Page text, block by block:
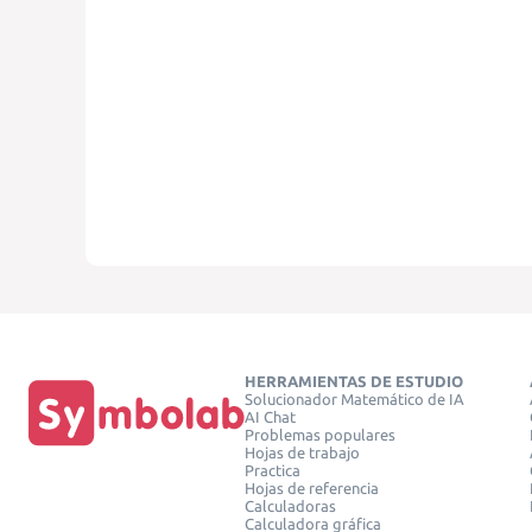
HERRAMIENTAS DE ESTUDIO
Solucionador Matemático de IA
AI Chat
Problemas populares
Hojas de trabajo
Practica
Hojas de referencia
Calculadoras
Calculadora gráfica